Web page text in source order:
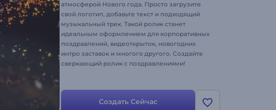
атмосферой Нового года. Просто загрузите
свой логотип, добавьте текст и подходящий
музыкальный трек. Такой ролик станет
идеальным оформлением для корпоративных
поздравлений, видеоткрыток, новогодних
интро заставок и многого другого. Создайте
сверкающий ролик с поздравлениями!
Создать Сейчас